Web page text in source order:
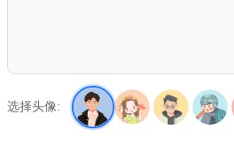
- 人物有各种独特的技能，使更多
?怪物和各种技能和效果陷阱
选择头像: